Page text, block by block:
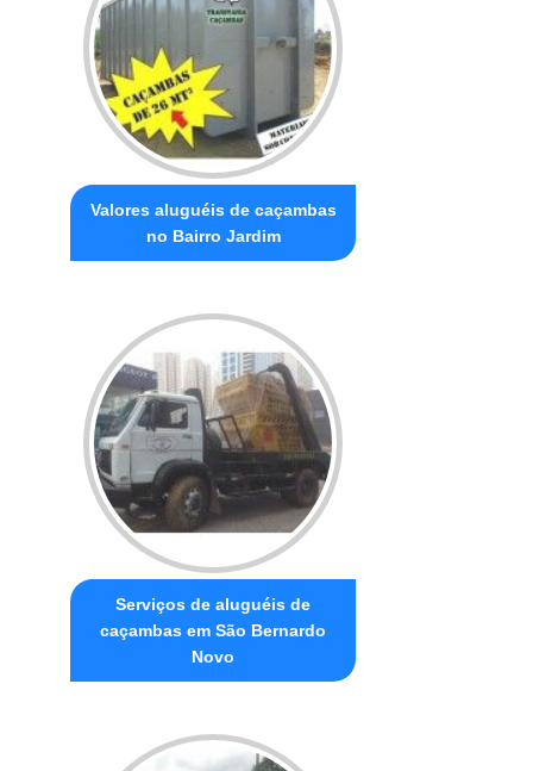
Valores aluguéis de caçambas
no Bairro Jardim
Serviços de aluguéis de
caçambas em São Bernardo
Novo